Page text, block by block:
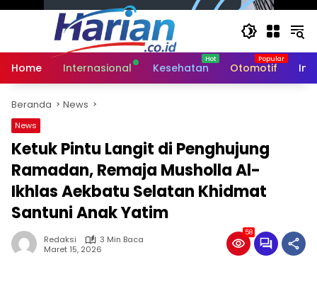
Home Internasional Kesehatan Otomotif
Beranda News
News
Ketuk Pintu Langit di Penghujung
Ramadan, Remaja Musholla Al-
Ikhlas Aekbatu Selatan Khidmat
Santuni Anak Yatim
Redaksi
3 Min Baca
Maret 15, 2026
58